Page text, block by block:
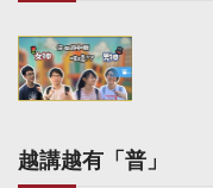
越講越有「普」